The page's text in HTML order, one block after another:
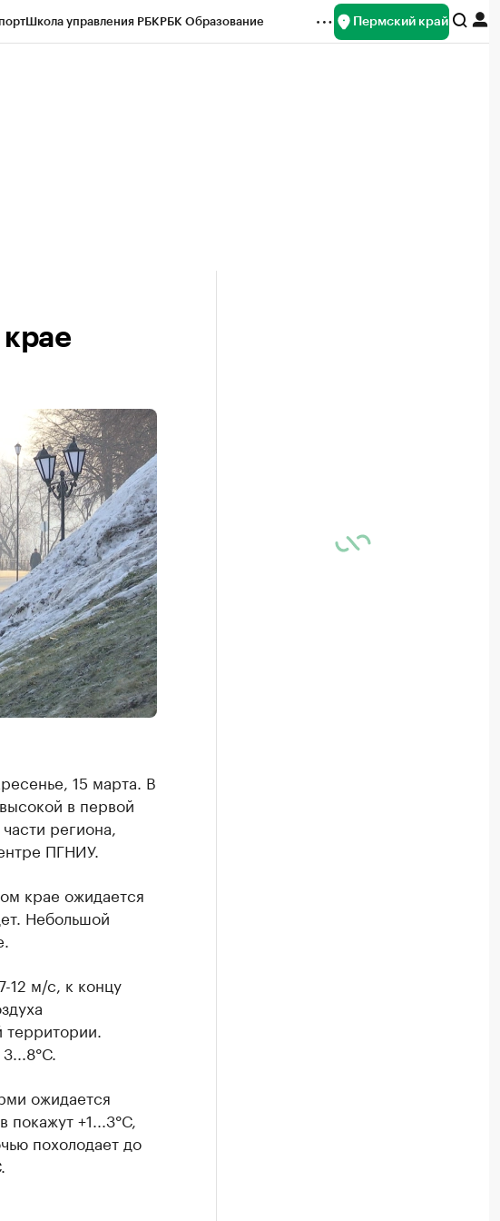
Школа управления РБКРБК Образование Пермский край
15 марта. В
в первой
региона,
ПГНИУ.
крае ожидается
Небольшой
12 м/с, к концу
ожидается
+1...3°С,
похолодает до